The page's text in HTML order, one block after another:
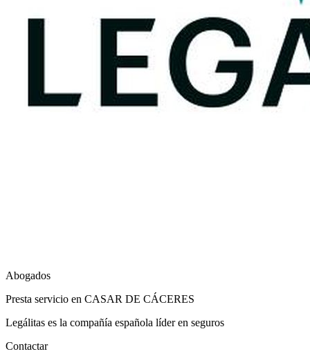
Abogados
Presta servicio en CASAR DE CÁCERES
Legálitas es la compañía española líder en seguros
Contactar